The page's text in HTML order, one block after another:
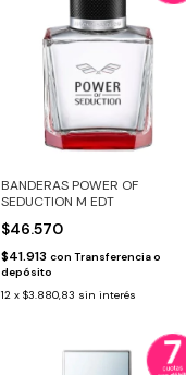
BANDERAS POWER OF
SEDUCTION M EDT
$46.570
$41.913 con Transferencia o
depósito
12 x $3.880,83 sin interés